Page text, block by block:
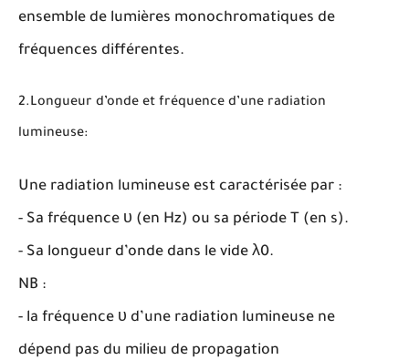
ensemble de lumières monochromatiques de
fréquences différentes.
2.Longueur d’onde et fréquence d’une radiation
lumineuse:
Une radiation lumineuse est caractérisée par :
- Sa fréquence υ (en Hz) ou sa période T (en s).
- Sa longueur d’onde dans le vide λ0.
NB :
- la fréquence υ d’une radiation lumineuse ne
dépend pas du milieu de propagation